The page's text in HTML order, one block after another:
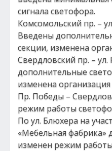
сигнала светофора.
Комсомольский пр. –
Введены
секции, изменена
Свердловский пр. –
дополнительные
изменена
Пр. Победы –
режим работы
По ул. Блюхера на
«Мебельная фабрика»
изменен режим